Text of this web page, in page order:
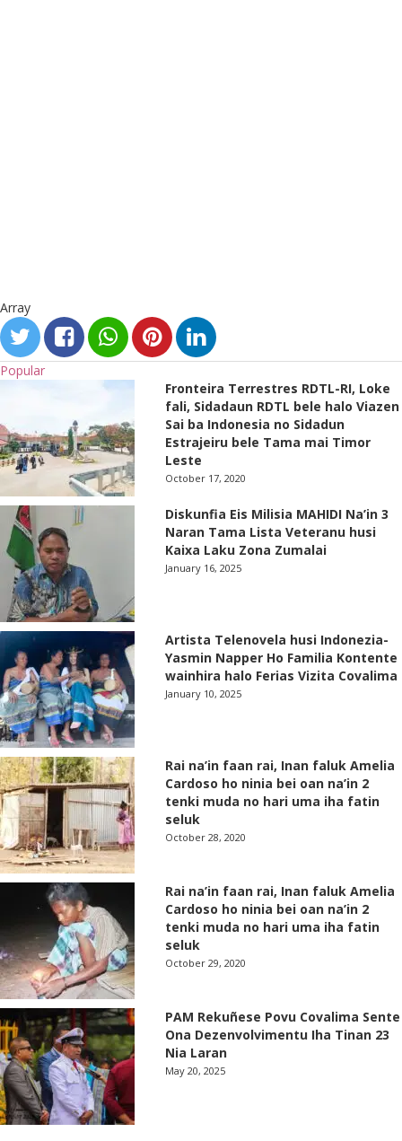
Array
Popular
Fronteira Terrestres RDTL-RI, Loke
fali, Sidadaun RDTL bele halo Viazen
Sai ba Indonesia no Sidadun
Estrajeiru bele Tama mai Timor
Leste
October 17, 2020
Diskunfia Eis Milisia MAHIDI Na’in 3
Naran Tama Lista Veteranu husi
Kaixa Laku Zona Zumalai
January 16, 2025
Artista Telenovela husi Indonezia-
Yasmin Napper Ho Familia Kontente
wainhira halo Ferias Vizita Covalima
January 10, 2025
Rai na’in faan rai, Inan faluk Amelia
Cardoso ho ninia bei oan na’in 2
tenki muda no hari uma iha fatin
seluk
October 28, 2020
Rai na’in faan rai, Inan faluk Amelia
Cardoso ho ninia bei oan na’in 2
tenki muda no hari uma iha fatin
seluk
October 29, 2020
PAM Rekuñese Povu Covalima Sente
Ona Dezenvolvimentu Iha Tinan 23
Nia Laran
May 20, 2025